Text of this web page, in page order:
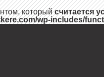
которыйсчитается
wp-includes/